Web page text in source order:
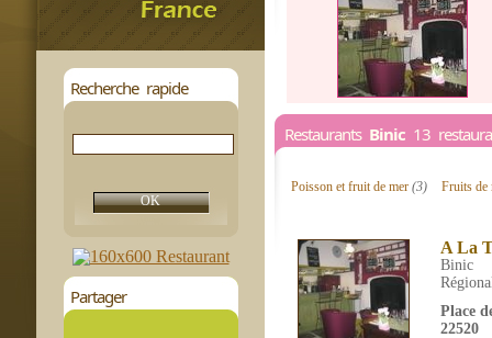
Recherche rapide
Partager
Restaurants Binic 13
Poisson et fruit de mer (3) Fruits
A La
Binic
Place
22520